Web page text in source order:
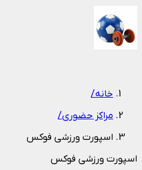
خانه/
مراکز حضوری/
اسپورت ورزشی فوکس
اسپورت ورزشی فوکس